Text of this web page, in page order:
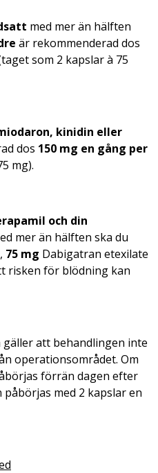
med mer än hälften
är rekommenderad dos
som 2 kapslar à 75
kinidin eller
dos 150 mg en gång per
mg).
och din
mer än hälften ska du
75 mg Dabigatran etexilate
risken för blödning kan
att behandlingen inte
operationsområdet. Om
förrän dagen efter
med 2 kapslar en